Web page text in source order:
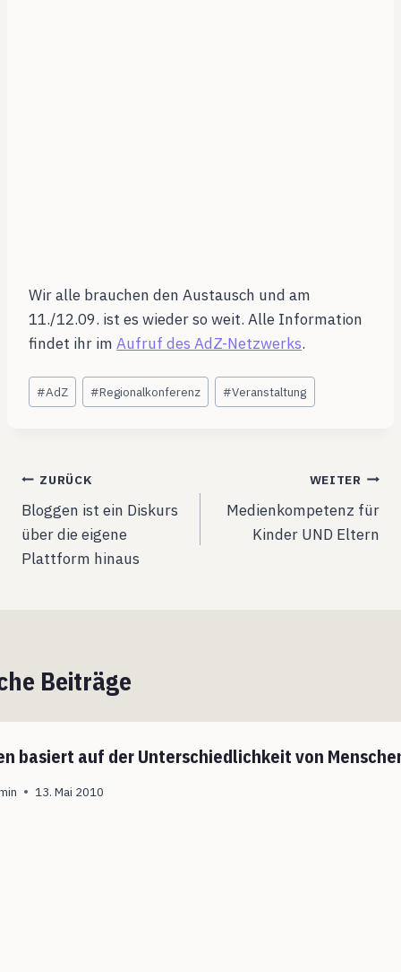
Wir alle brauchen den Austausch und am
11./12.09. ist es wieder so weit. Alle Information
findet ihr im Aufruf des AdZ-Netzwerks.
Schlagworte:
#AdZ #Regionalkonferenz #Veranstaltung
Beitragsnavigation
ZURÜCK
Bloggen ist ein Diskurs
über die eigene
Plattform hinaus
WEITER
Medienkompetenz für
Kinder UND Eltern
Beiträge
basiert auf der Unterschiedlichkeit von
13. Mai 2010